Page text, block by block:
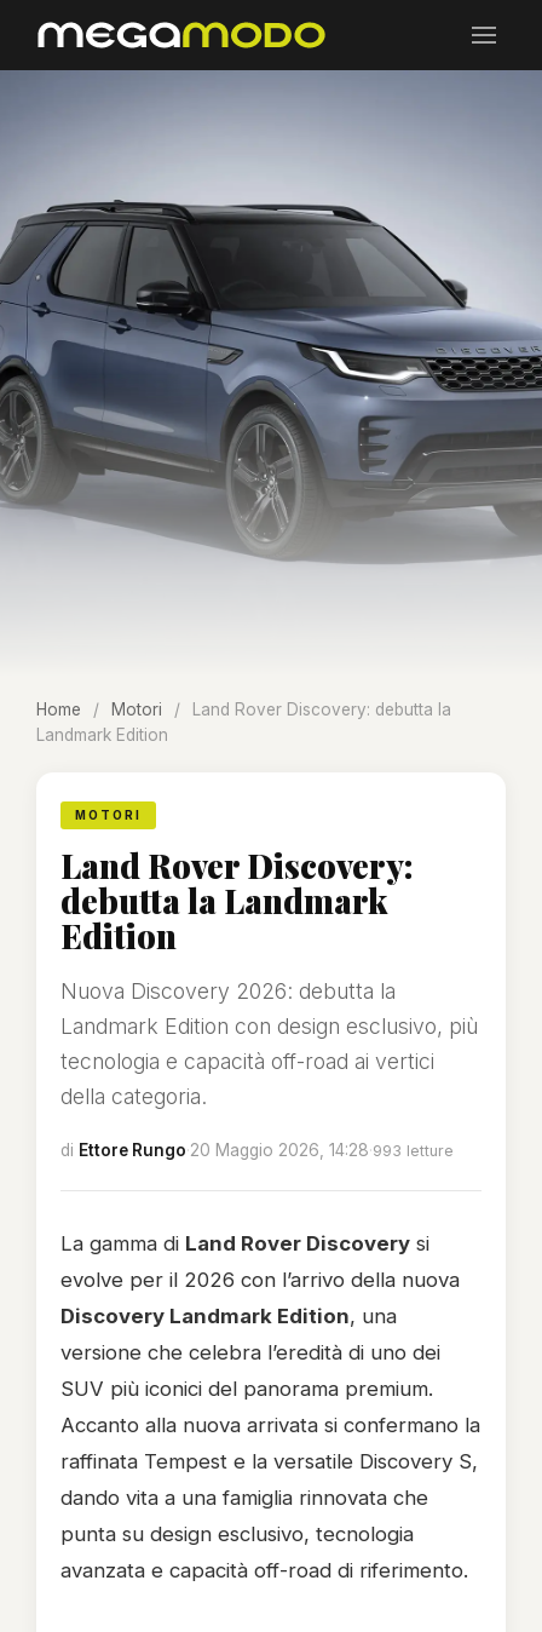
Home / Motori /
Land Rover Discovery: debutta la
Landmark Edition
MOTORI
Land Rover Discovery:
debutta la Landmark
Edition
Nuova Discovery 2026: debutta la
Landmark Edition con design esclusivo, più
tecnologia e capacità off-road ai vertici
della categoria.
di Ettore Rungo·20 Maggio 2026, 14:28·993 letture
La gamma di Land Rover Discovery si
evolve per il 2026 con l’arrivo della nuova
Discovery Landmark Edition, una
versione che celebra l’eredità di uno dei
SUV più iconici del panorama premium.
Accanto alla nuova arrivata si confermano la
raffinata Tempest e la versatile Discovery S,
dando vita a una famiglia rinnovata che
punta su design esclusivo, tecnologia
avanzata e capacità off-road di riferimento.